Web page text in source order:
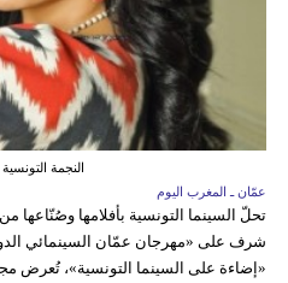
النجمة
عمّان ـ المغرب اليوم
تحلّ السينما التونسية بأفلامها
شرف على «مهرجان عمّان السينمائي
«إضاءة على السينما التونسية»، تُعرض